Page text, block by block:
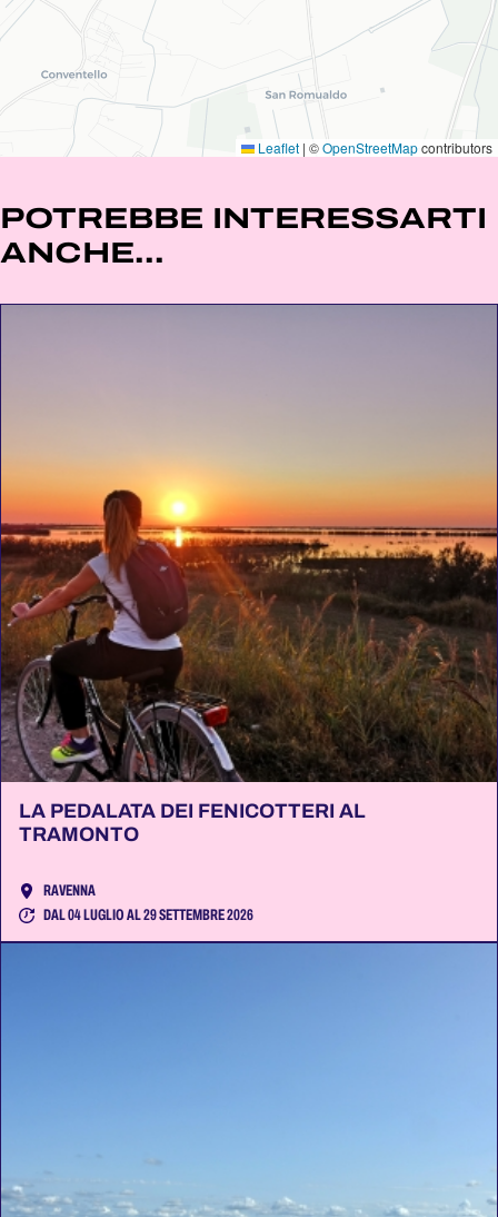
Leaflet | ©OpenStreetMapcontributors
POTREBBE INTERESSARTI
ANCHE...
LA PEDALATA DEI FENICOTTERI AL
TRAMONTO
RAVENNA
DAL 04 LUGLIO AL 29 SETTEMBRE 2026